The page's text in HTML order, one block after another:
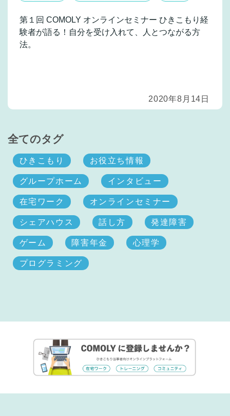
第１回 COMOLY オンラインセミナー ひきこもり経
験者が語る！自分を受け入れて、人とつながる方
法。
2020年8月14日
全てのタグ
ひきこもり お役立ち情報
グループホーム インタビュー
在宅ワーク オンラインセミナー
シェアハウス 話し方 発達障害
ゲーム 障害年金 心理学
プログラミング